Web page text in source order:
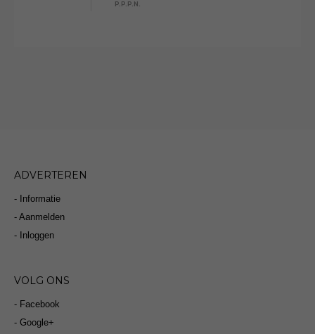
P.P.P.N.
ADVERTEREN
- Informatie
- Aanmelden
- Inloggen
VOLG ONS
- Facebook
- Google+